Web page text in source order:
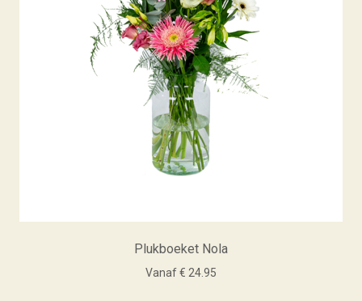
Plukboeket Nola
Vanaf € 24.95